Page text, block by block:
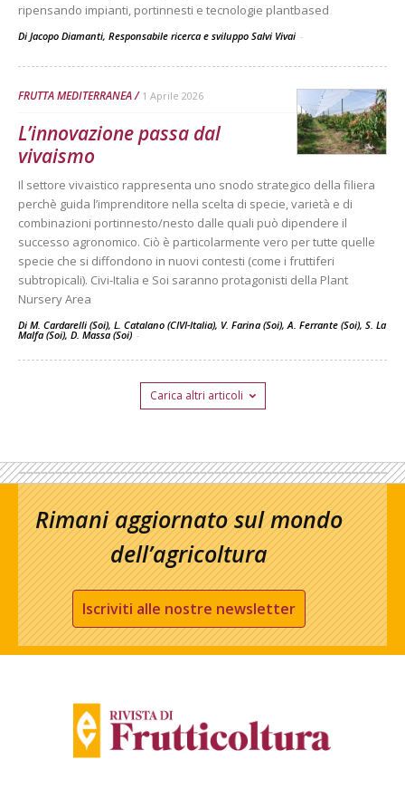
ripensando impianti, portinnesti e tecnologie plantbased
Di Jacopo Diamanti, Responsabile ricerca e sviluppo Salvi Vivai -
FRUTTA MEDITERRANEA 1 Aprile 2026
L’innovazione passa dal
vivaismo
Il settore vivaistico rappresenta uno snodo strategico della filiera
perchè guida l’imprenditore nella scelta di specie, varietà e di
combinazioni portinnesto/nesto dalle quali può dipendere il
successo agronomico. Ciò è particolarmente vero per tutte quelle
specie che si diffondono in nuovi contesti (come i fruttiferi
subtropicali). Civi-Italia e Soi saranno protagonisti della Plant
Nursery Area
Di M. Cardarelli (Soi), L. Catalano (CIVI-Italia), V. Farina (Soi), A. Ferrante (Soi), S. La
Malfa (Soi), D. Massa (Soi) -
Carica altri articoli
Rimani aggiornato sul mondo
dell’agricoltura
Iscriviti alle nostre newsletter